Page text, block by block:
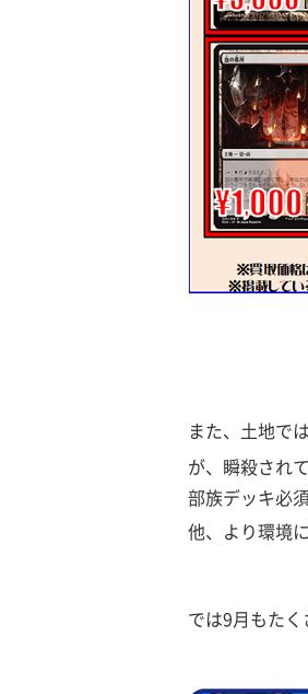
また、土地では
が、瞬殺され
部族デッキ必
他、より環境
では9月もた